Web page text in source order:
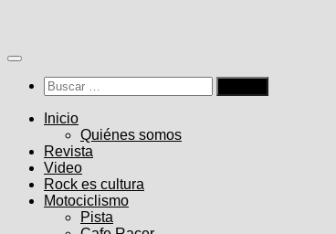
contenido
Buscar:
Inicio
Quiénes somos
Revista
Video
Rock es cultura
Motociclismo
Pista